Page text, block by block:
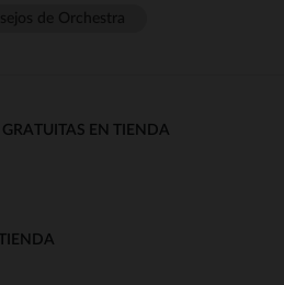
EN TIENDA